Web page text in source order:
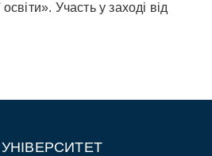
Участь у заході від